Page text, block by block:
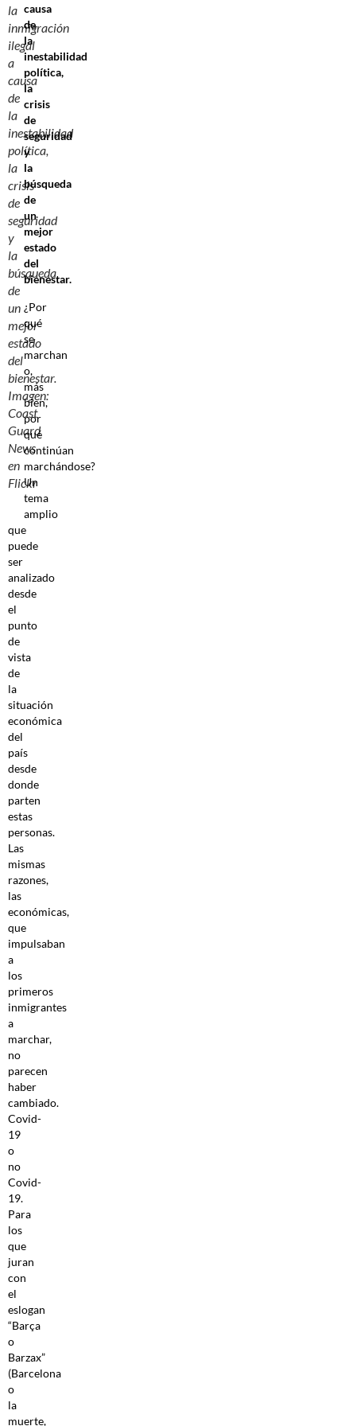
la
inmigración
ilegal
a
causa
de
la
inestabilidad
política,
la
crisis
de
seguridad
y
la
búsqueda
de
un
mejor
estado
del
bienestar.
Imagen:
Coast
Guard
News
en
Flickr
causa
de
la
inestabilidad
política,
la
crisis
de
seguridad
y
la
búsqueda
de
un
mejor
estado
del
bienestar.
¿Por
qué
se
marchan
o,
más
bien,
por
qué
continúan
marchándose?
Un
tema
amplio
que
puede
ser
analizado
desde
el
punto
de
vista
de
la
situación
económica
del
país
desde
donde
parten
estas
personas.
Las
mismas
razones,
las
económicas,
que
impulsaban
a
los
primeros
inmigrantes
a
marchar,
no
parecen
haber
cambiado.
Covid-
19
o
no
Covid-
19.
Para
los
que
juran
con
el
eslogan
“Barça
o
Barzax”
(Barcelona
o
la
muerte,